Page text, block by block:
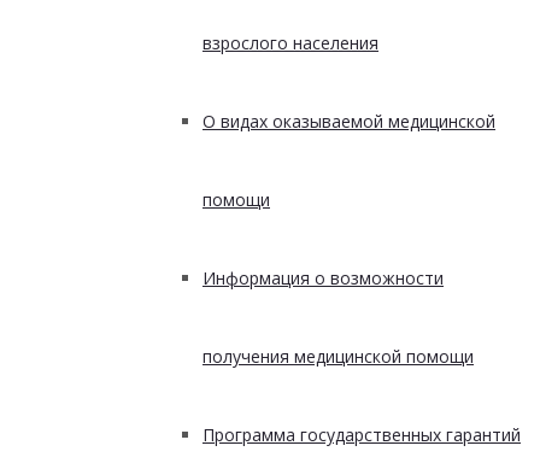
взрослого населения
О видах оказываемой медицинской
помощи
Информация о возможности
получения медицинской помощи
Программа государственных гарантий